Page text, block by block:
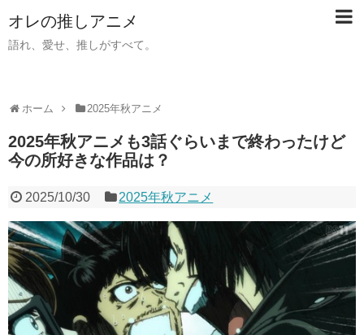
オレの推しアニメ
語れ、愛せ、推しがすべて。
ホーム 2025年秋アニメ
2025年秋アニメも3話ぐらいまで終わったけど
今の所好きな作品は？
2025/10/30 2025年秋アニメ